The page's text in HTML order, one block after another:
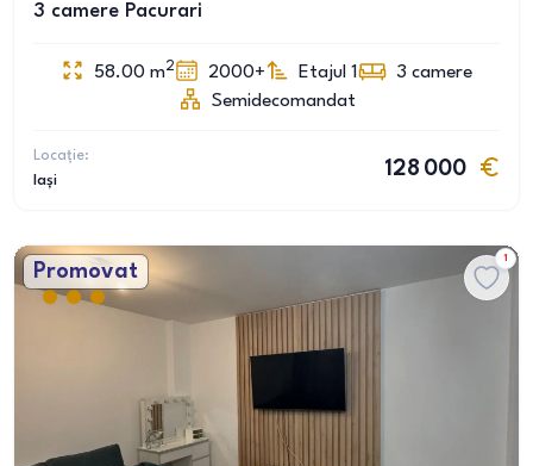
3 camere Pacurari
58.00 m2 2000+ Etajul 1 3 camere
Semidecomandat
Locație:
Iași
128 000
Promovat
1